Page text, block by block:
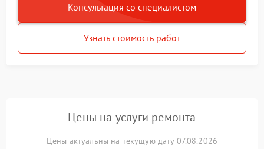
Консультация со специалистом
Узнать стоимость работ
Цены на услуги ремонта
Цены актуальны на текущую дату 07.08.2026